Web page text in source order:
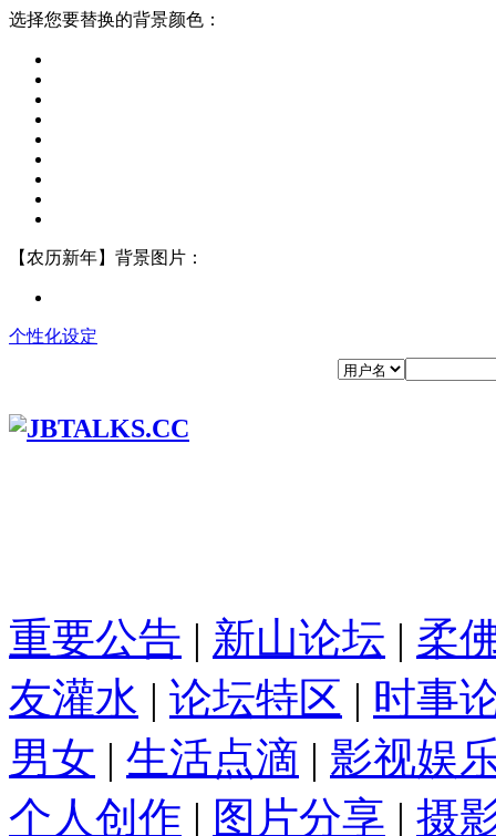
选择您要替换的背景颜色：
【农历新年】背景图片：
个性化设定
重要公告 | 新山论坛 | 柔
友灌水 | 论坛特区 | 时事
男女 | 生活点滴 | 影视娱
个人创作 | 图片分享 | 摄